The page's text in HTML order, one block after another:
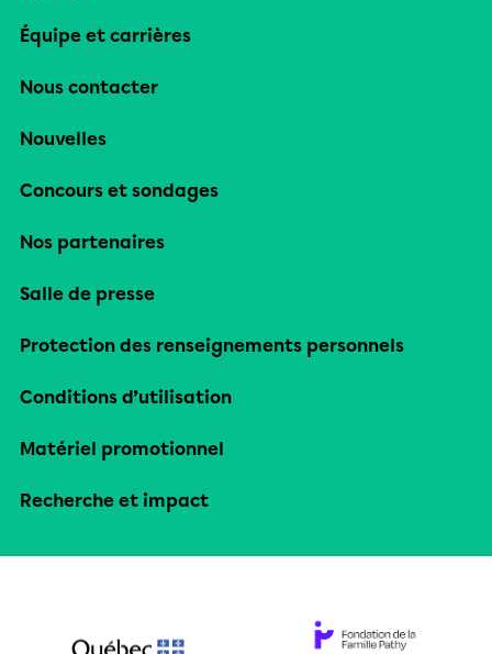
Équipe et carrières
Nous contacter
Nouvelles
Concours et sondages
Nos partenaires
Salle de presse
Protection des renseignements personnels
Conditions d’utilisation
Matériel promotionnel
Recherche et impact